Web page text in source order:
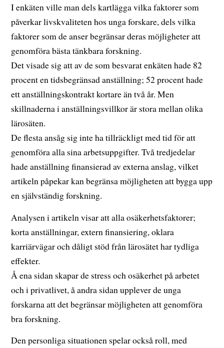
I enkäten ville man dels kartlägga vilka faktorer som
påverkar livskvaliteten hos unga forskare, dels vilka
faktorer som de anser begränsar deras möjligheter att
genomföra bästa tänkbara forskning.
Det visade sig att av de som besvarat enkäten hade 82
procent en tidsbegränsad anställning; 52 procent hade
ett anställningskontrakt kortare än två år. Men
skillnaderna i anställningsvillkor är stora mellan olika
lärosäten.
De flesta ansåg sig inte ha tillräckligt med tid för att
genomföra alla sina arbetsuppgifter. Två tredjedelar
hade anställning finansierad av externa anslag, vilket
artikeln påpekar kan begränsa möjligheten att bygga upp
en självständig forskning.
Analysen i artikeln visar att alla osäkerhetsfaktorer;
korta anställningar, extern finansiering, oklara
karriärvägar och dåligt stöd från lärosätet har tydliga
effekter.
Å ena sidan skapar de stress och osäkerhet på arbetet
och i privatlivet, å andra sidan upplever de unga
forskarna att det begränsar möjligheten att genomföra
bra forskning.
Den personliga situationen spelar också roll, med